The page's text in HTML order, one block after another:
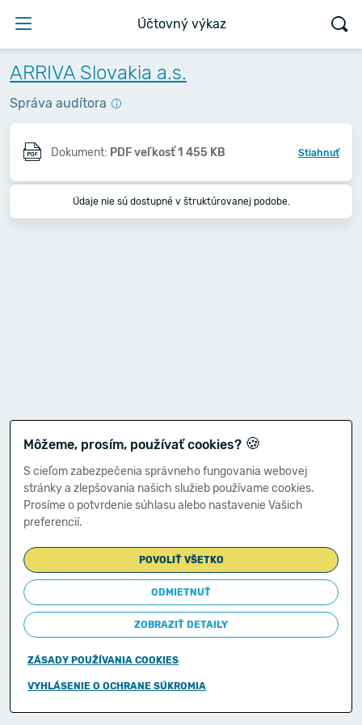
Účtovný výkaz
ARRIVA Slovakia a.s.
Správa audítora
Dokument: PDF veľkosť 1 455 KB Stiahnuť
Údaje nie sú dostupné v štruktúrovanej podobe.
Môžeme, prosím, používať cookies? 🍪
S cieľom zabezpečenia správneho fungovania webovej
stránky a zlepšovania našich služieb používame cookies.
Prosíme o potvrdenie súhlasu alebo nastavenie Vašich
preferencií.
POVOLIŤ VŠETKO
ODMIETNUŤ
ZOBRAZIŤ DETAILY
ZÁSADY POUŽÍVANIA COOKIES
VYHLÁSENIE O OCHRANE SÚKROMIA
Copyright © 2011-2026